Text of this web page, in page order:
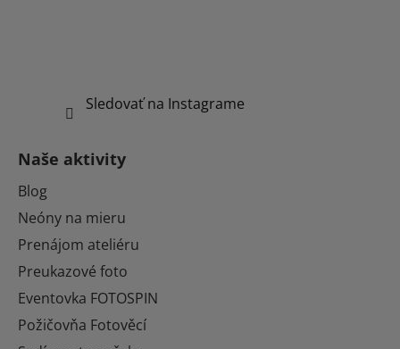
Sledovať na Instagrame
Naše aktivity
Blog
Neóny na mieru
Prenájom ateliéru
Preukazové foto
Eventovka FOTOSPIN
Požičovňa Fotověcí